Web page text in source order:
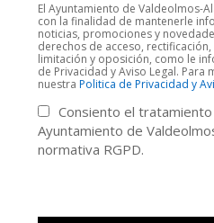
El Ayuntamiento de Valdeolmos-
con la finalidad de mantenerle
noticias, promociones y
derechos de acceso,
limitación y oposición, como le
de Privacidad y Aviso Legal. Para
nuestra Politica de Privacidad y
Consiento el
Ayuntamiento de
normativa RGPD.